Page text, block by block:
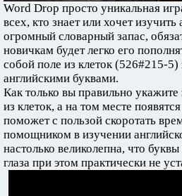
Word Drop просто уникальная
всех, кто знает или хочет
огромный словарный запас,
новичкам будет легко его
собой поле из клеток (526#215-5)
английскими буквами.
Как только вы правильно
из клеток, а на том месте
поможет с пользой скоротать
помощником в изучении
настолько великолепна, что
глаза при этом практически не